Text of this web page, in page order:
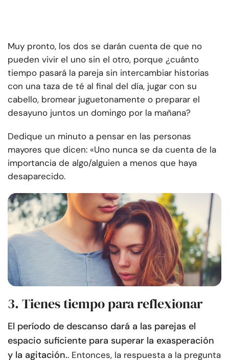
Muy pronto, los dos se darán cuenta de que no
pueden vivir el uno sin el otro, porque ¿cuánto
tiempo pasará la pareja sin intercambiar historias
con una taza de té al final del día, jugar con su
cabello, bromear juguetonamente o preparar el
desayuno juntos un domingo por la mañana?
Dedique un minuto a pensar en las personas
mayores que dicen: «Uno nunca se da cuenta de la
importancia de algo/alguien a menos que haya
desaparecido.
3. Tienes tiempo para reflexionar
El período de descanso dará a las parejas el
espacio suficiente para superar la exasperación
y la agitación.. Entonces, la respuesta a la pregunta